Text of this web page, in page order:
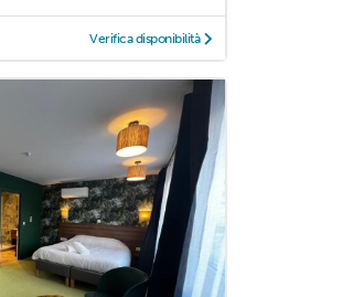
Verifica disponibilità